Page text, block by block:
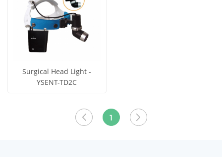
precio
Surgical Head Light -
YSENT-TD2C
1